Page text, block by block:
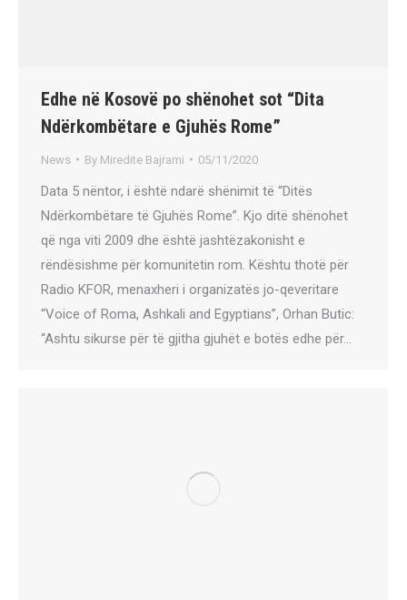
Edhe në Kosovë po shënohet sot “Dita
Ndërkombëtare e Gjuhës Rome”
News By Miredite Bajrami 05/11/2020
Data 5 nëntor, i është ndarë shënimit të “Ditës
Ndërkombëtare të Gjuhës Rome”. Kjo ditë shënohet
që nga viti 2009 dhe është jashtëzakonisht e
rëndësishme për komunitetin rom. Kështu thotë për
Radio KFOR, menaxheri i organizatës jo-qeveritare
“Voice of Roma, Ashkali and Egyptians”, Orhan Butic:
“Ashtu sikurse për të gjitha gjuhët e botës edhe për…